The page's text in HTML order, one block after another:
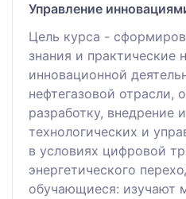
Управление
Цель курса -
знания и практические
инновационной
нефтегазовой отрасли,
разработку,
технологических и
в условиях цифровой
энергетического
обучающиеся: изучают